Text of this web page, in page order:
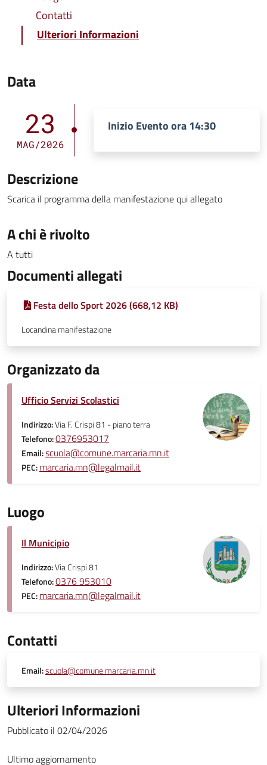
Contatti
Ulteriori Informazioni
Data
23
MAG/2026
Inizio Evento ora 14:30
Descrizione
Scarica il programma della manifestazione qui allegato
A chi è rivolto
A tutti
Documenti allegati
Festa dello Sport 2026 (668,12 KB)
Locandina manifestazione
Organizzato da
Ufficio Servizi Scolastici
Indirizzo:Via F. Crispi 81 - piano terra
Telefono:0376953017
Email:scuola@comune.marcaria.mn.it
PEC:marcaria.mn@legalmail.it
Luogo
Il Municipio
Indirizzo:Via Crispi 81
Telefono:0376 953010
PEC:marcaria.mn@legalmail.it
Contatti
Email:scuola@comune.marcaria.mn.it
Ulteriori Informazioni
Pubblicato il 02/04/2026
Ultimo aggiornamento